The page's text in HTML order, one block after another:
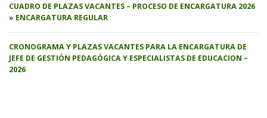
CUADRO DE PLAZAS VACANTES – PROCESO DE ENCARGATURA 2026
» ENCARGATURA REGULAR
CRONOGRAMA Y PLAZAS VACANTES PARA LA ENCARGATURA DE
JEFE DE GESTIÓN PEDAGÓGICA Y ESPECIALISTAS DE EDUCACION –
2026